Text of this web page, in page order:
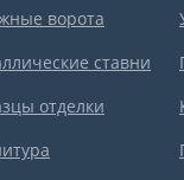
ворота
ставни
отделки